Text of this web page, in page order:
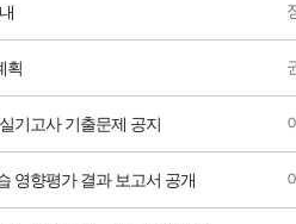
획
기고사 기출문제 공지
영향평가 결과 보고서 공개